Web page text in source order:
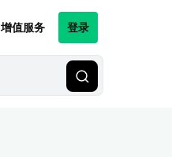
增值服务 登录